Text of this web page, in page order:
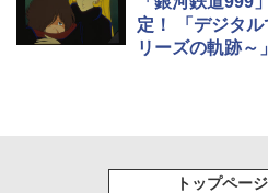
定！ 「デジタ
リーズの軌跡～
トップペー